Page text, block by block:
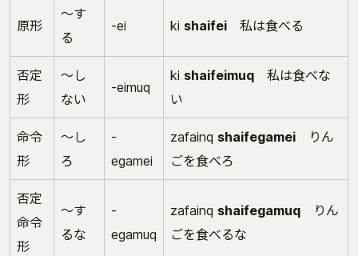
原形
～す
る
-ei ki shaifei 私は食べる
否定
形
～し
ない
-eimuq
ki shaifeimuq 私は食べな
い
命令
形
～し
ろ
-
egamei
zafainq shaifegamei りん
ごを食べろ
否定
命令
形
～す
るな
-
egamuq
zafainq shaifegamuq りん
ごを食べるな